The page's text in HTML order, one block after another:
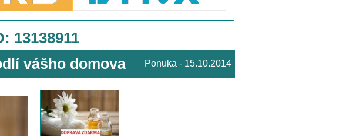
13138911
vášho domova
Ponuka - 15.10.2014